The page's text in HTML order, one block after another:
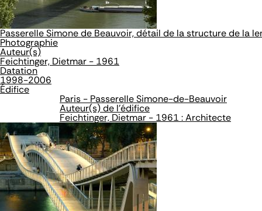
Passerelle Simone de Beauvoir, détail de la structure de la
Photographie
Auteur(s)
Feichtinger, Dietmar - 1961
Datation
1998-2006
Édifice
Paris - Passerelle Simone-de-Beauvoir
Auteur(s) de l'édifice
Feichtinger, Dietmar - 1961 : Architecte